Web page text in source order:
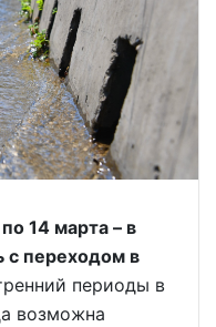
14 марта – в
с переходом в
периоды в
возможна